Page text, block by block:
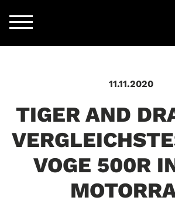
11.11.2020
TIGER AND
VOGE 500R